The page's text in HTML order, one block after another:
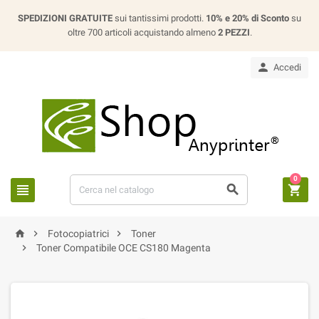
SPEDIZIONI GRATUITE sui tantissimi prodotti. 10% e 20% di Sconto su
oltre 700 articoli acquistando almeno 2 PEZZI.
 Accedi
  
0
  Fotocopiatrici 
Toner

Toner Compatibile OCE CS180 Magenta